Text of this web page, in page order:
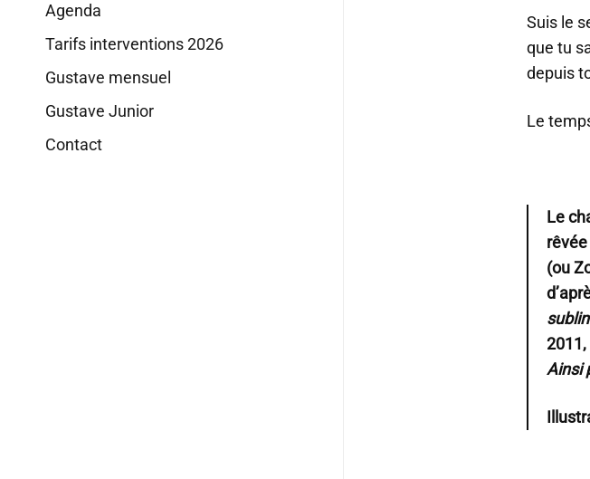
Agenda
Tarifs interventions 2026
Gustave mensuel
Gustave Junior
Contact
Suis le
que tu
depuis
Le
Le
(ou
2011,
Ainsi